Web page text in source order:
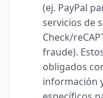
(ej. PayPal
servicios de
Check/
fraude).
obligados
información